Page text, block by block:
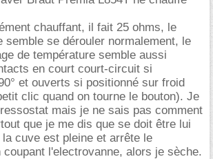
chauffant, il fait 25 ohms, le
semble se dérouler normalement, le
de température semble aussi
en court court-circuit si
et ouverts si positionné sur froid
clic quand on tourne le bouton). Je
mais je ne sais pas comment
que je me dis que se doit être lui
cuve est pleine et arrête le
coupant l'electrovanne, alors je sèche.